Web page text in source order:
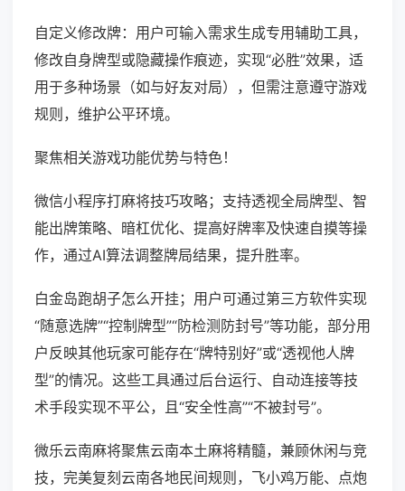
自定义修改牌：用户可输入需求生成专用辅助工具，
修改自身牌型或隐藏操作痕迹，实现“必胜”效果，适
用于多种场景（如与好友对局），但需注意遵守游戏
规则，维护公平环境。
聚焦相关游戏功能优势与特色！
微信小程序打麻将技巧攻略；支持透视全局牌型、智
能出牌策略、暗杠优化、提高好牌率及快速自摸等操
作，通过AI算法调整牌局结果，提升胜率。
白金岛跑胡子怎么开挂；用户可通过第三方软件实现
“随意选牌”“控制牌型”“防检测防封号”等功能，部分用
户反映其他玩家可能存在“牌特别好”或“透视他人牌
型”的情况。这些工具通过后台运行、自动连接等技
术手段实现不平公，且“安全性高”“不被封号”。
微乐云南麻将聚焦云南本土麻将精髓，兼顾休闲与竞
技，完美复刻云南各地民间规则，飞小鸡万能、点炮